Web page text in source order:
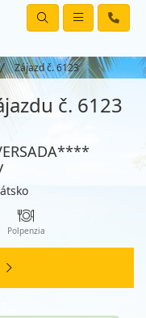
Zájazd č. 6123
č. 6123
Polpenzia